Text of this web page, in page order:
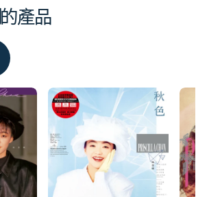
的
數
量
的產品